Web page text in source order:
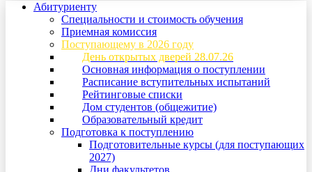
Абитуриенту
Специальности и стоимость обучения
Приемная комиссия
Поступающему в 2026 году
День открытых дверей 28.07.26
Основная информация о поступлении
Расписание вступительных испытаний
Рейтинговые списки
Дом студентов (общежитие)
Образовательный кредит
Подготовка к поступлению
Подготовительные курсы (для поступающих
2027)
Дни факультетов